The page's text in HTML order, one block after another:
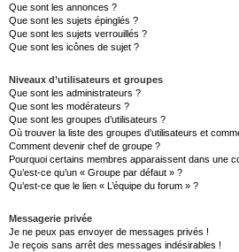
Que sont les annonces ?
Que sont les sujets épinglés ?
Que sont les sujets verrouillés ?
Que sont les icônes de sujet ?
Niveaux d’utilisateurs et groupes
Que sont les administrateurs ?
Que sont les modérateurs ?
Que sont les groupes d’utilisateurs ?
Où trouver la liste des groupes d’utilisateurs et
Comment devenir chef de groupe ?
Pourquoi certains membres apparaissent dans une
Qu’est-ce qu’un « Groupe par défaut » ?
Qu’est-ce que le lien « L’équipe du forum » ?
Messagerie privée
Je ne peux pas envoyer de messages privés !
Je reçois sans arrêt des messages indésirables !